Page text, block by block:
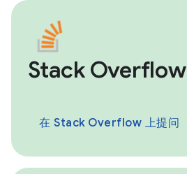
Stack Overflow
在 Stack Overflow 上提问